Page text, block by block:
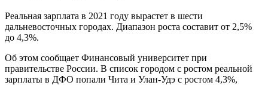
Реальная зарплата в 2021 году вырастет в шести
дальневосточных городах. Диапазон роста составит от 2,5%
до 4,3%.
Об этом сообщает Финансовый университет при
правительстве России. В список городом с ростом реальной
зарплаты в ДФО попали Чита и Улан-Удэ с ростом 4,3%,